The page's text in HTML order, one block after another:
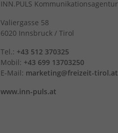
INN.PULS Kommunikationsagentur
Valiergasse 58
6020 Innsbruck / Tirol
Tel.: +43 512 370325
Mobil: +43 699 13703250
E-Mail: marketing@freizeit-tirol.at
www.inn-puls.at